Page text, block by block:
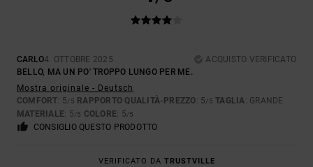
CARLO4. OTTOBRE 2025
ACQUISTO VERIFICATO
BELLO, MA UN PO' TROPPO LUNGO PER ME.
Mostra originale - Deutsch
COMFORT: 5/5 RAPPORTO QUALITÀ-PREZZO: 5/5 TAGLIA: GRANDE
MATERIALE: 5/5 COLORE: 5/5
CONSIGLIO QUESTO PRODOTTO
VERIFICATO DA TRUSTVILLE